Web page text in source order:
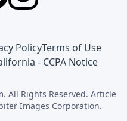
PolicyTerms of Use
- CCPA Notice
All Rights Reserved. Article
Images Corporation.